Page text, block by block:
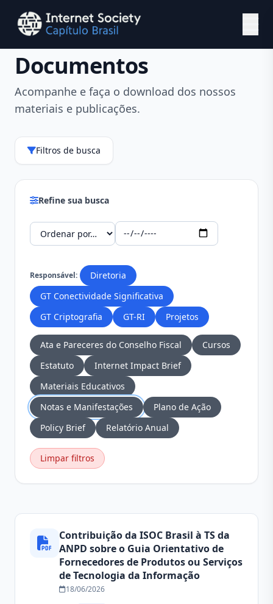
Ir para o conteúdo principal
Documentos
Acompanhe e faça o download dos nossos
materiais e publicações.
Filtros de busca
Refine sua busca
Responsável:
Diretoria
GT Conectividade Significativa
GT Criptografia
GT-RI Projetos
Ata e Pareceres do Conselho Fiscal
Cursos
Estatuto
Internet Impact Brief
Materiais Educativos
Notas e Manifestações
Plano de Ação
Policy Brief
Relatório Anual
Limpar filtros
Contribuição da ISOC Brasil à TS da
ANPD sobre o Guia Orientativo de
Fornecedores de Produtos ou Serviços
de Tecnologia da Informação
18/06/2026